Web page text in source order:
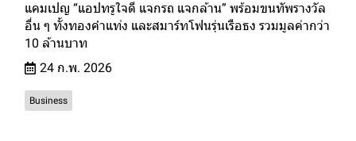
แคมเปญ “แอปทรูใจดี แจกรถ แจกล้าน” พร้อมขนทัพรางวัล
อื่น ๆ ทั้งทองคำแท่ง และสมาร์ทโฟนรุ่นเรือธง รวมมูลค่ากว่า
10 ล้านบาท
24 ก.พ. 2026
Business